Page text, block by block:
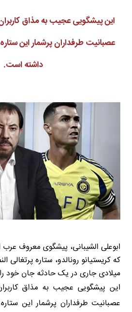
این پیشگویی عجیب به مذاق
عصبانیت طرفداران پرشمار این
داشته است.
ابوعلی الشیبانی، پیشگوی معروف
که کریستیانو رونالدو، ستاره پرتغالی
میلادی جاری در یک حادثه جان خود
این پیشگویی عجیب به مذاق
عصبانیت طرفداران پرشمار این